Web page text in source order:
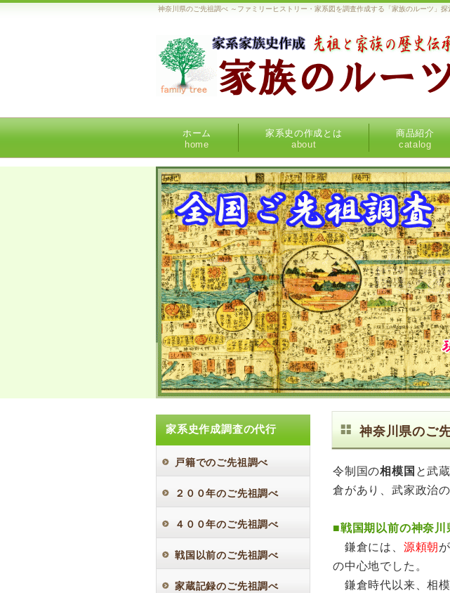
神奈川県のご先祖調べ ～ファミリーヒストリー・家系図を調査作成する「家族のルーツ」探
ホーム
home
家系史の作成とは
about
商品紹介
catalog
神奈川県のご
令制国の相模国 と武
倉があり、武家政治
■戦国期以前の神奈川
鎌倉には、 源頼朝
の中心地でした。
鎌倉時代以来、相
家系史作成調査の代行
戸籍でのご先祖調べ
２００年のご先祖調べ
４００年のご先祖調べ
戦国以前のご先祖調べ
家蔵記録のご先祖調べ